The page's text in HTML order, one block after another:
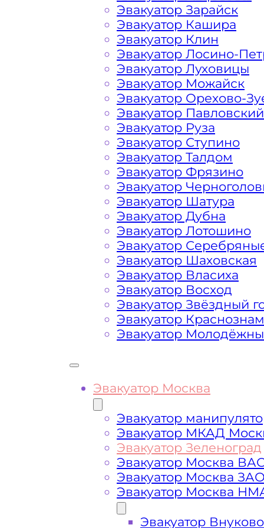
Расчет стоимости эвакуатора за
каждом конкретном случае
готова порадовать доступными
На стоимость эвакуации
Габариты, вес и тип
Заказанный эвакуатор
платформой
Маршрут от места вызова
города Зеленограда
Затрудняющие факторы –
передач (АКПП)
Сложная эвакуация при аварии,
Буксировка автомобиля из
Эвакуатор Зарайск
Эвакуатор Кашира
Эвакуатор Клин
Эвакуатор Лосино-
Эвакуатор Луховицы
Эвакуатор Можайск
Эвакуатор Орехово-
Эвакуатор
Эвакуатор Руза
Эвакуатор Ступино
Эвакуатор Талдом
Эвакуатор Фрязино
Эвакуатор
Эвакуатор Шатура
Эвакуатор Дубна
Эвакуатор Лотошино
Эвакуатор
Эвакуатор Шаховская
Эвакуатор Власиха
Эвакуатор Восход
Эвакуатор Звёздный
Эвакуатор
Эвакуатор
Эвакуатор Москва
Эвакуатор
Эвакуатор МКАД
Эвакуатор Зеленоград
Эвакуатор Москва
Эвакуатор Москва
Эвакуатор Москва
Эвакуатор Внуково